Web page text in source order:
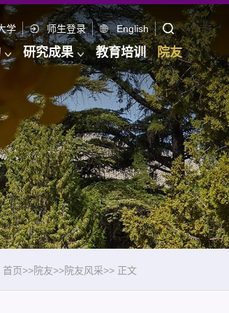
学 师生登录 English
研究成果 教育培训 院友
首页>>院友>>院友风采>> 正文